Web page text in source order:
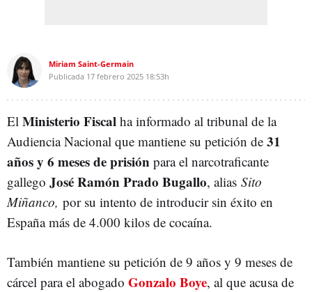
Miriam Saint-Germain
Publicada 17 febrero 2025 18:53h
El Ministerio Fiscal ha informado al tribunal de la
Audiencia Nacional que mantiene su petición de 31
años y 6 meses de prisión para el narcotraficante
gallego José Ramón Prado Bugallo, alias Sito
Miñanco, por su intento de introducir sin éxito en
España más de 4.000 kilos de cocaína.
También mantiene su petición de 9 años y 9 meses de
cárcel para el abogado Gonzalo Boye, al que acusa de